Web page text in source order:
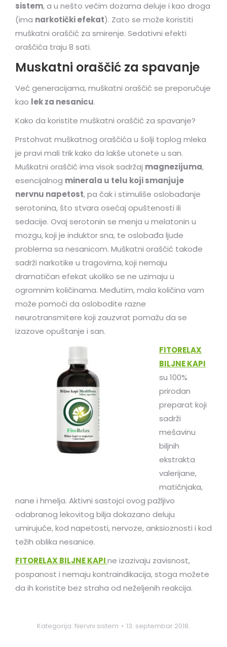
sistem, a u nešto većim dozama deluje i kao droga
(ima narkotički efekat). Zato se može koristiti
muškatni oraščić za smirenje. Sedativni efekti
oraščića traju 8 sati.
Muskatni oraščić za spavanje
Već generacijama, muškatni oraščić se preporučuje
kao lek za nesanicu.
Kako da koristite muškatni oraščić za spavanje?
Prstohvat muškatnog oraščića u šolji toplog mleka
je pravi mali trik kako da lakše utonete u san.
Muškatni oraščić ima visok sadržaj magnezijuma,
esencijalnog minerala u telu koji smanjuje
nervnu napetost, pa čak i stimuliše oslobađanje
serotonina, što stvara osećaj opuštenosti ili
sedacije. Ovaj serotonin se menja u melatonin u
mozgu, koji je induktor sna, te oslobađa ljude
problema sa nesanicom. Muškatni oraščić takođe
sadrži narkotike u tragovima, koji nemaju
dramatičan efekat ukoliko se ne uzimaju u
ogromnim količinama. Međutim, mala količina vam
može pomoći da oslobodite razne
neurotransmitere koji zauzvrat pomažu da se
izazove opuštanje i san.
FITORELAX
BILJNE KAPI
su 100%
prirodan
preparat koji
sadrži
mešavinu
biljnih
ekstrakta
valerijane,
matičnjaka,
nane i hmelja. Aktivni sastojci ovog pažljivo
odabranog lekovitog bilja dokazano deluju
umirujuće, kod napetosti, nervoze, anksioznosti i kod
težih oblika nesanice.
FITORELAX BILJNE KAPIne izazivaju zavisnost,
pospanost i nemaju kontraindikacija, stoga možete
da ih koristite bez straha od neželjenih reakcija.
Kategorija: Nervni sistem 13. septembar 2018.